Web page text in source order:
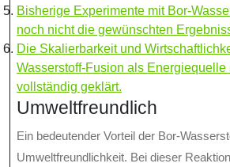
Bisherige Experimente mit Bor-
noch nicht die gewünschten
Die Skalierbarkeit und
Wasserstoff-Fusion als
vollständig geklärt.
Umweltfreundlich
Ein bedeutender Vorteil der Bor-
Umweltfreundlichkeit. Bei dieser